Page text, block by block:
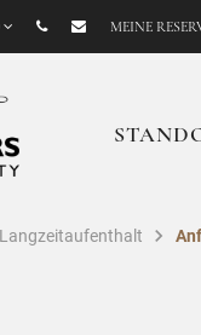
MEINE
Langzeitaufenthalt